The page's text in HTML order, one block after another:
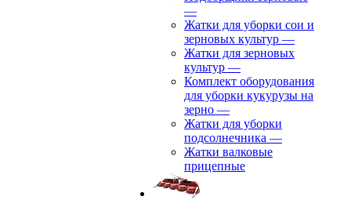
—
Жатки для уборки сои и
зерновых культур —
Жатки для зерновых
культур —
Комплект оборудования
для уборки кукурузы на
зерно —
Жатки для уборки
подсолнечника —
Жатки валковые
прицепные